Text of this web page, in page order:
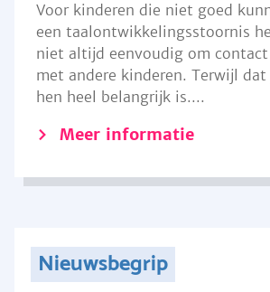
Voor kinderen die niet goed
een taalontwikkelingsstoornis
niet altijd eenvoudig om
met andere kinderen. Terwijl
hen heel belangrijk is....
Meer informatie
Nieuwsbegrip